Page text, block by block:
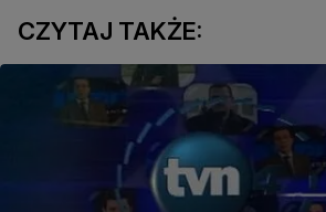
CZYTAJ TAKŻE: